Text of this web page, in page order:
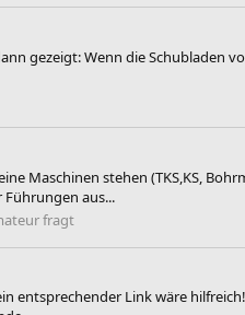
gezeigt: Wenn die Schubladen
Maschinen stehen (TKS,KS,
Führungen aus...
fragt
entsprechender Link wäre